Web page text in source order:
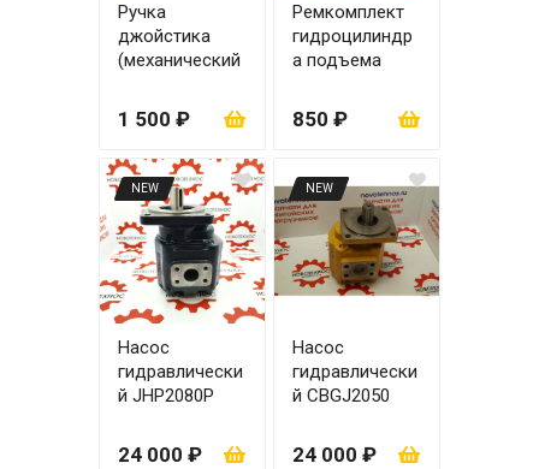
Ручка
джойстика
(механический
1 500 ₽
Ремкомплект
гидроцилиндр
а подъема
110х63
850 ₽
NEW
Насос
гидравлически
й JHP2080P
под шпонку
24 000 ₽
NEW
Насос
гидравлически
й CBGJ2050
шпонкой
24 000 ₽